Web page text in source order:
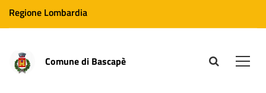
Regione Lombardia
Comune di Bascapè site.searc